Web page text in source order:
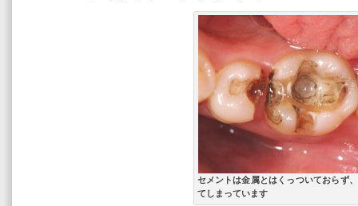
セメントは金属とはくっついておらず
てしまっています